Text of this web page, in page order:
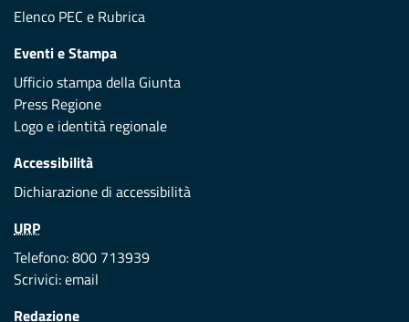
Elenco PEC e Rubrica
Eventi e Stampa
Ufficio stampa della Giunta
Press Regione
Logo e identità regionale
Accessibilità
Dichiarazione di accessibilità
URP
Telefono: 800 713939
Scrivici:email
Redazione